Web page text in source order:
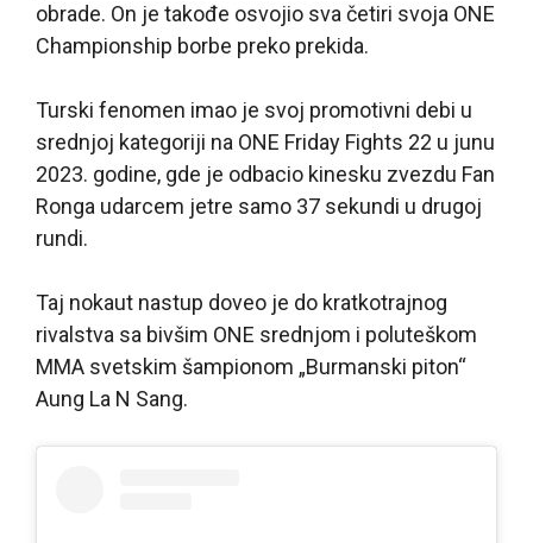
obrade. On je takođe osvojio sva četiri svoja ONE
Championship borbe preko prekida.
Turski fenomen imao je svoj promotivni debi u
srednjoj kategoriji na ONE Friday Fights 22 u junu
2023. godine, gde je odbacio kinesku zvezdu Fan
Ronga udarcem jetre samo 37 sekundi u drugoj
rundi.
Taj nokaut nastup doveo je do kratkotrajnog
rivalstva sa bivšim ONE srednjom i poluteškom
MMA svetskim šampionom „Burmanski piton“
Aung La N Sang.